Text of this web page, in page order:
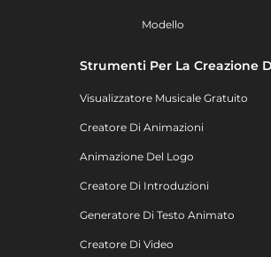
Modello
Strumenti Per La Creazione
Visualizzatore Musicale Gratuito
Creatore Di Animazioni
Animazione Del Logo
Creatore Di Introduzioni
Generatore Di Testo Animato
Creatore Di Video